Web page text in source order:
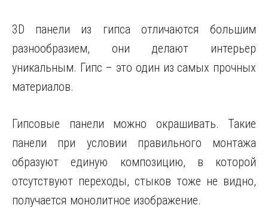
3D панели из гипса отличаются большим
разнообразием, они делают интерьер
уникальным. Гипс – это один из самых прочных
материалов.
Гипсовые панели можно окрашивать. Такие
панели при условии правильного монтажа
образуют единую композицию, в которой
отсутствуют переходы, стыков тоже не видно,
получается монолитное изображение.